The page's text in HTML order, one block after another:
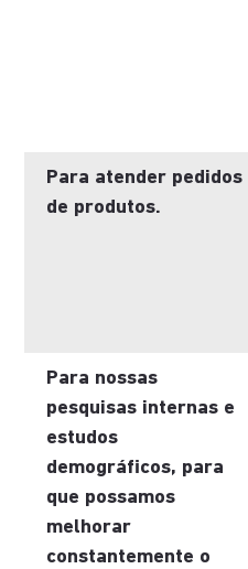
Para atender pedidos
de produtos.
Para nossas
pesquisas internas e
estudos
demográficos, para
que possamos
melhorar
constantemente o